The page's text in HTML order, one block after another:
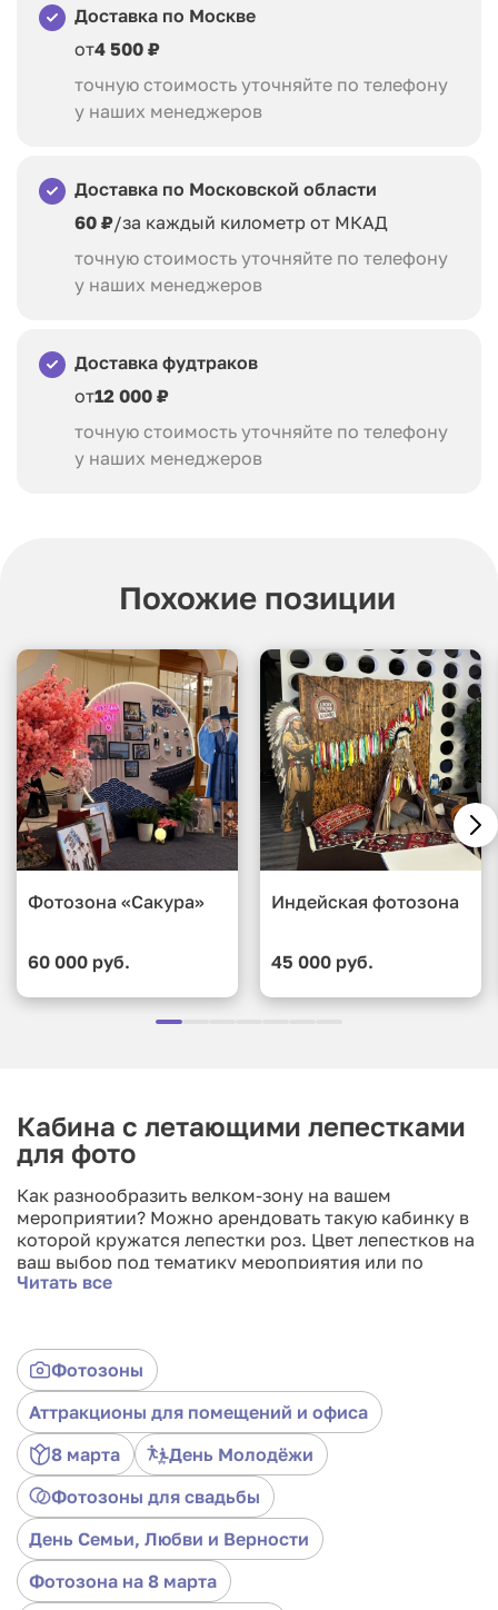
Доставка по Москве
от4 500 ₽
точную стоимость уточняйте по телефону
у наших менеджеров
Доставка по Московской области
60 ₽/за каждый километр от МКАД
точную стоимость уточняйте по телефону
у наших менеджеров
Доставка фудтраков
от12 000 ₽
точную стоимость уточняйте по телефону
у наших менеджеров
Похожие позиции
Фотозона «Сакура»
60 000 руб.
Индейская фотозона
45 000 руб.
Кабина с летающими лепестками
для фото
Как разнообразить велком-зону на вашем
мероприятии? Можно арендовать такую кабинку в
которой кружатся лепестки роз. Цвет лепестков на
ваш выбор под тематику мероприятия или по
желанию. Фотозона отлично подойдет для банкета
бабушки, сестры, тещи, свекрови и др., на
девичник или тематическую вечеринку. Кабинку
можно забрендировать логотипом или слоганом
Вашей компании. Для аренды необходимо
связаться с нашими менеджерами по телефону,
электронной почте или соцсетях.
Читать все
Фотозоны
Аттракционы для помещений и офиса
8 марта
День Молодёжи
Фотозоны для свадьбы
День Семьи, Любви и Верности
Фотозона на 8 марта